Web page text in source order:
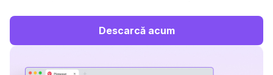
Descarcă acum